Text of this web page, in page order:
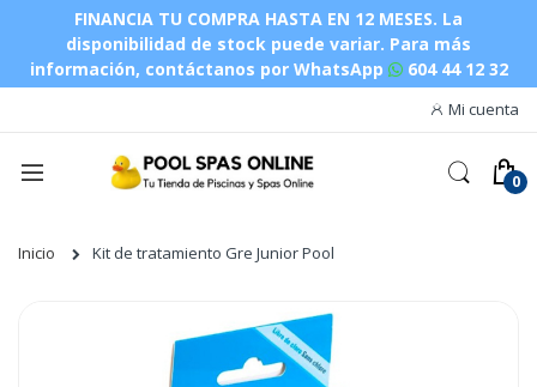
FINANCIA TU COMPRA HASTA EN 12 MESES. La
disponibilidad de stock puede variar. Para más
información, contáctanos por WhatsApp
604 44 12 32
Mi cuenta
Inicio Kit de tratamiento Gre Junior Pool